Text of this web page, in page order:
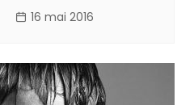
16 mai 2016